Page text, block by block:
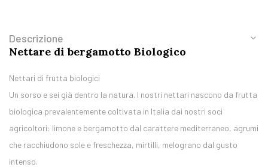
Descrizione
Nettare di bergamotto Biologico
Nettari di frutta biologici
Un sorso e sei già dentro la natura. I nostri nettari nascono da frutta
biologica prevalentemente coltivata in Italia dai nostri soci
agricoltori: limone e bergamotto dal carattere mediterraneo, agrumi
che racchiudono sole e freschezza, mirtilli, melograno dal gusto
intenso.